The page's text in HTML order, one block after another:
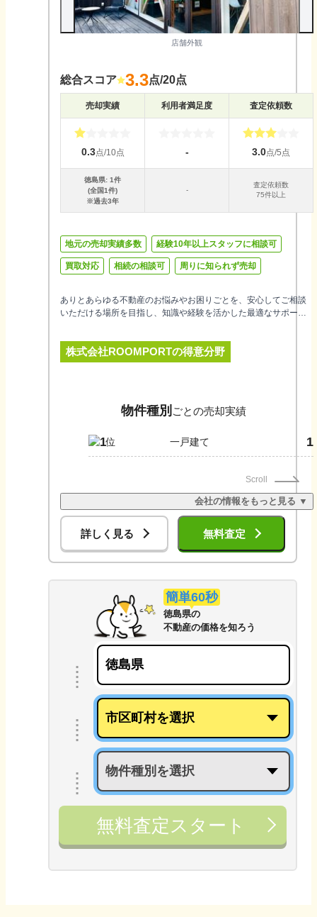
店舗外観
総合スコア 3.3点/20点
売却実績 利用者満足度 査定依頼数
0.3点/10点 - 3.0点/5点
徳島県: 1件
(全国1件)
※過去3年
-
査定依頼数
75件以上
地元の売却実績多数 経験10年以上スタッフに相談可
買取対応 相続の相談可 周りに知られず売却
ありとあらゆる不動産のお悩みやお困りごとを、安心してご相談
いただける場所を目指し、知識や経験を活かした最適なサポート
の考案もしています。「今は住めなくて管理できないから、もっ
たいないけど売却したい」という方もいらっしゃるため、ご売却
株式会社ROOMPORTの得意分野
物件種別 ごとの売却実績
1 一戸建て 1
Scroll
会社の情報をもっと見る ▼
詳しく見る 無料査定
簡単60秒
徳島県の
不動産の価格を知ろう
無料査定スタート